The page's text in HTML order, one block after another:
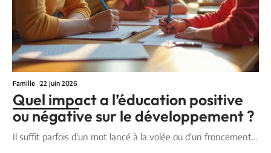
Famille 22 juin 2026
Quel impact a l’éducation positive
ou négative sur le développement ?
Il suffit parfois d'un mot lancé à la volée ou d'un froncement